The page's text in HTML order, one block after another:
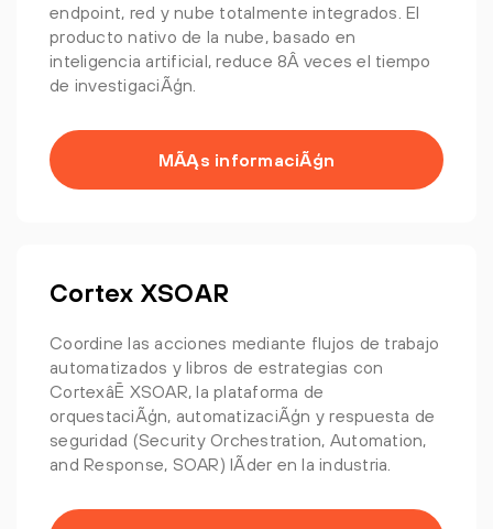
endpoint, red y nube totalmente integrados. El
producto nativo de la nube, basado en
inteligencia artificial, reduce 8Â veces el tiempo
de investigaciÃģn.
MÃĄs informaciÃģn
Cortex XSOAR
Coordine las acciones mediante flujos de trabajo
automatizados y libros de estrategias con
CortexâĒ XSOAR, la plataforma de
orquestaciÃģn, automatizaciÃģn y respuesta de
seguridad (Security Orchestration, Automation,
and Response, SOAR) lÃ­der en la industria.